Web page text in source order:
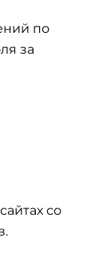
по
за
со